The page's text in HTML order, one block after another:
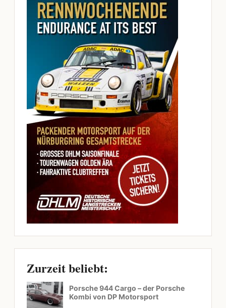
Zurzeit beliebt:
Porsche 944 Cargo – der Porsche
Kombi von DP Motorsport